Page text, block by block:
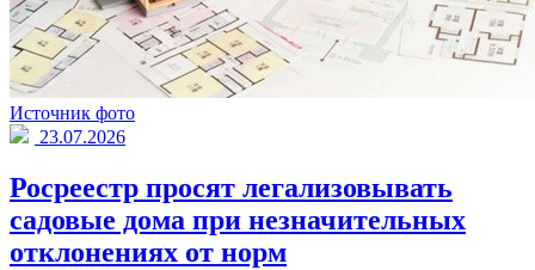
Источник фото
23.07.2026
Росреестр просят легализовывать
садовые дома при незначительных
отклонениях от норм